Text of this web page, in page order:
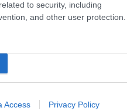
to security, including
and other user protection.
Access Privacy Policy
hiszem, én is feltettem
emberek figyelnek arra,
az időmet, hogy
felemészti, hogy
inkább azt, amihez a
a haragomat és
És talán így mélyebb
az igaz dolgokra. Erre